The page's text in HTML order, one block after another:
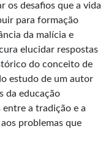
os desafios que a vida
para formação
da malícia e
elucidar respostas
do conceito de
estudo de um autor
da educação
a tradição e a
problemas que